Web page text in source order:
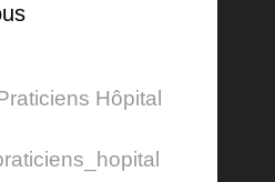
Hôpital